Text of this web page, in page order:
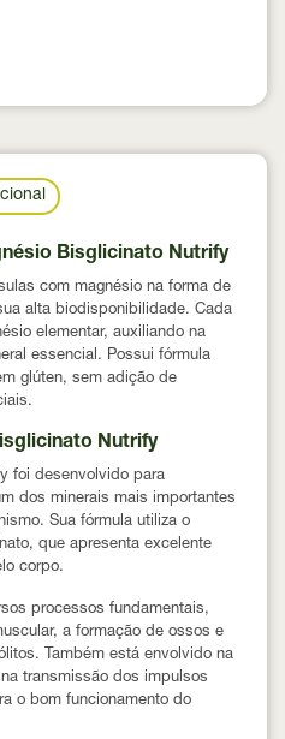
Bisglicinato Nutrify
com magnésio na forma de
alta biodisponibilidade. Cada
elementar, auxiliando na
essencial. Possui fórmula
glúten, sem adição de
Nutrify
foi desenvolvido para
dos minerais mais importantes
Sua fórmula utiliza o
que apresenta excelente
corpo.
processos fundamentais,
a formação de ossos e
Também está envolvido na
transmissão dos impulsos
o bom funcionamento do